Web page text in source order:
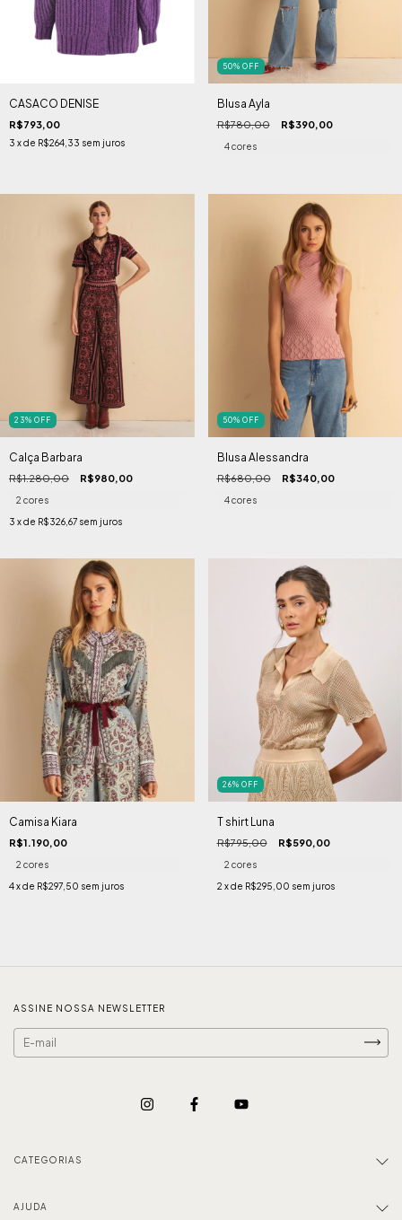
CASACO DENISE
R$793,00
3 x de R$264,33 sem juros
50% OFF
Blusa Ayla
R$780,00 R$390,00
4 cores
23% OFF
Calça Barbara
R$1.280,00 R$980,00
2 cores
3 x de R$326,67 sem juros
50% OFF
Blusa Alessandra
R$680,00 R$340,00
4 cores
Camisa Kiara
R$1.190,00
2 cores
4x de R$297,50 sem juros
26% OFF
T shirt Luna
R$795,00 R$590,00
2 cores
2 x de R$295,00 sem juros
ASSINE NOSSA NEWSLETTER
CATEGORIAS
AJUDA